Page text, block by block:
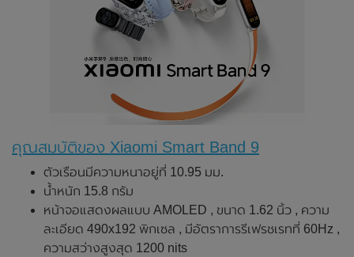
คุณสมบัติของ Xiaomi Smart Band 9
ตัวเรือนมีความหนาอยู่ที่ 10.95 มม.
น้ำหนัก 15.8 กรัม
หน้าจอแสดงผลแบบ AMOLED , ขนาด 1.62 นิ้ว , ความ
ละเอียด 490x192 พิกเซล , มีอัตราการรีเฟรชเรทที่ 60Hz ,
ความสว่างสูงสุด 1200 nits